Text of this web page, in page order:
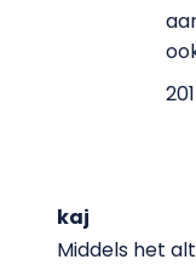
kaj
Middels het